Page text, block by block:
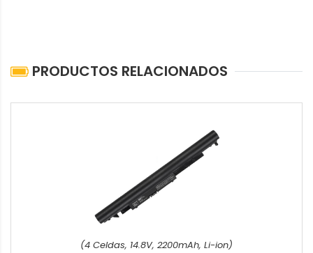
PRODUCTOS RELACIONADOS
(4 Celdas, 14.8V, 2200mAh, Li-ion)